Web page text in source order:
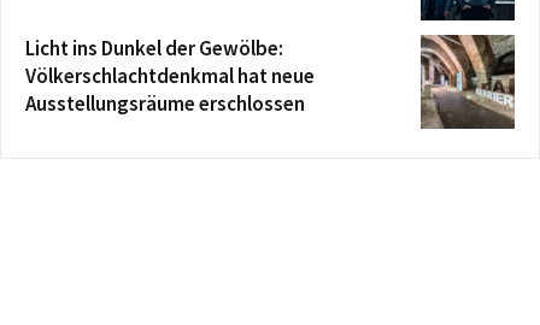
Licht ins Dunkel der Gewölbe:
Völkerschlachtdenkmal hat neue
Ausstellungsräume erschlossen